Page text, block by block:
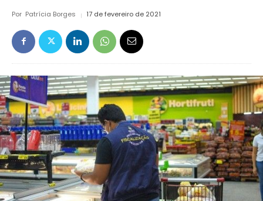
Amazônia
Por Patrícia Borges 17 de fevereiro de 2021